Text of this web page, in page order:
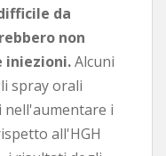
da
non
iniezioni.Alcuni
spray orali
nell'aumentare i
all'HGH